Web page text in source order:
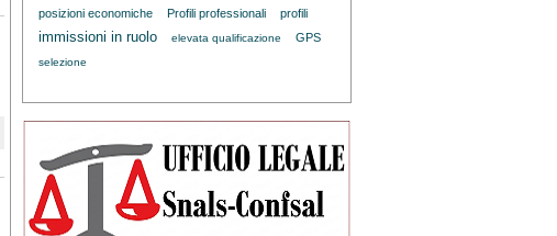
posizioni economiche Profili professionali profili
immissioni in ruolo elevata qualificazione GPS
selezione